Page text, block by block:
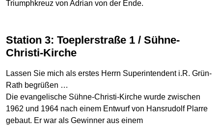
Triumphkreuz von Adrian von der Ende.
Station 3: Toeplerstraße 1 / Sühne-
Christi-Kirche
Lassen Sie mich als erstes Herrn Superintendent i.R. Grün-
Rath begrüßen …
Die evangelische Sühne-Christi-Kirche wurde zwischen
1962 und 1964 nach einem Entwurf von Hansrudolf Plarre
gebaut. Er war als Gewinner aus einem